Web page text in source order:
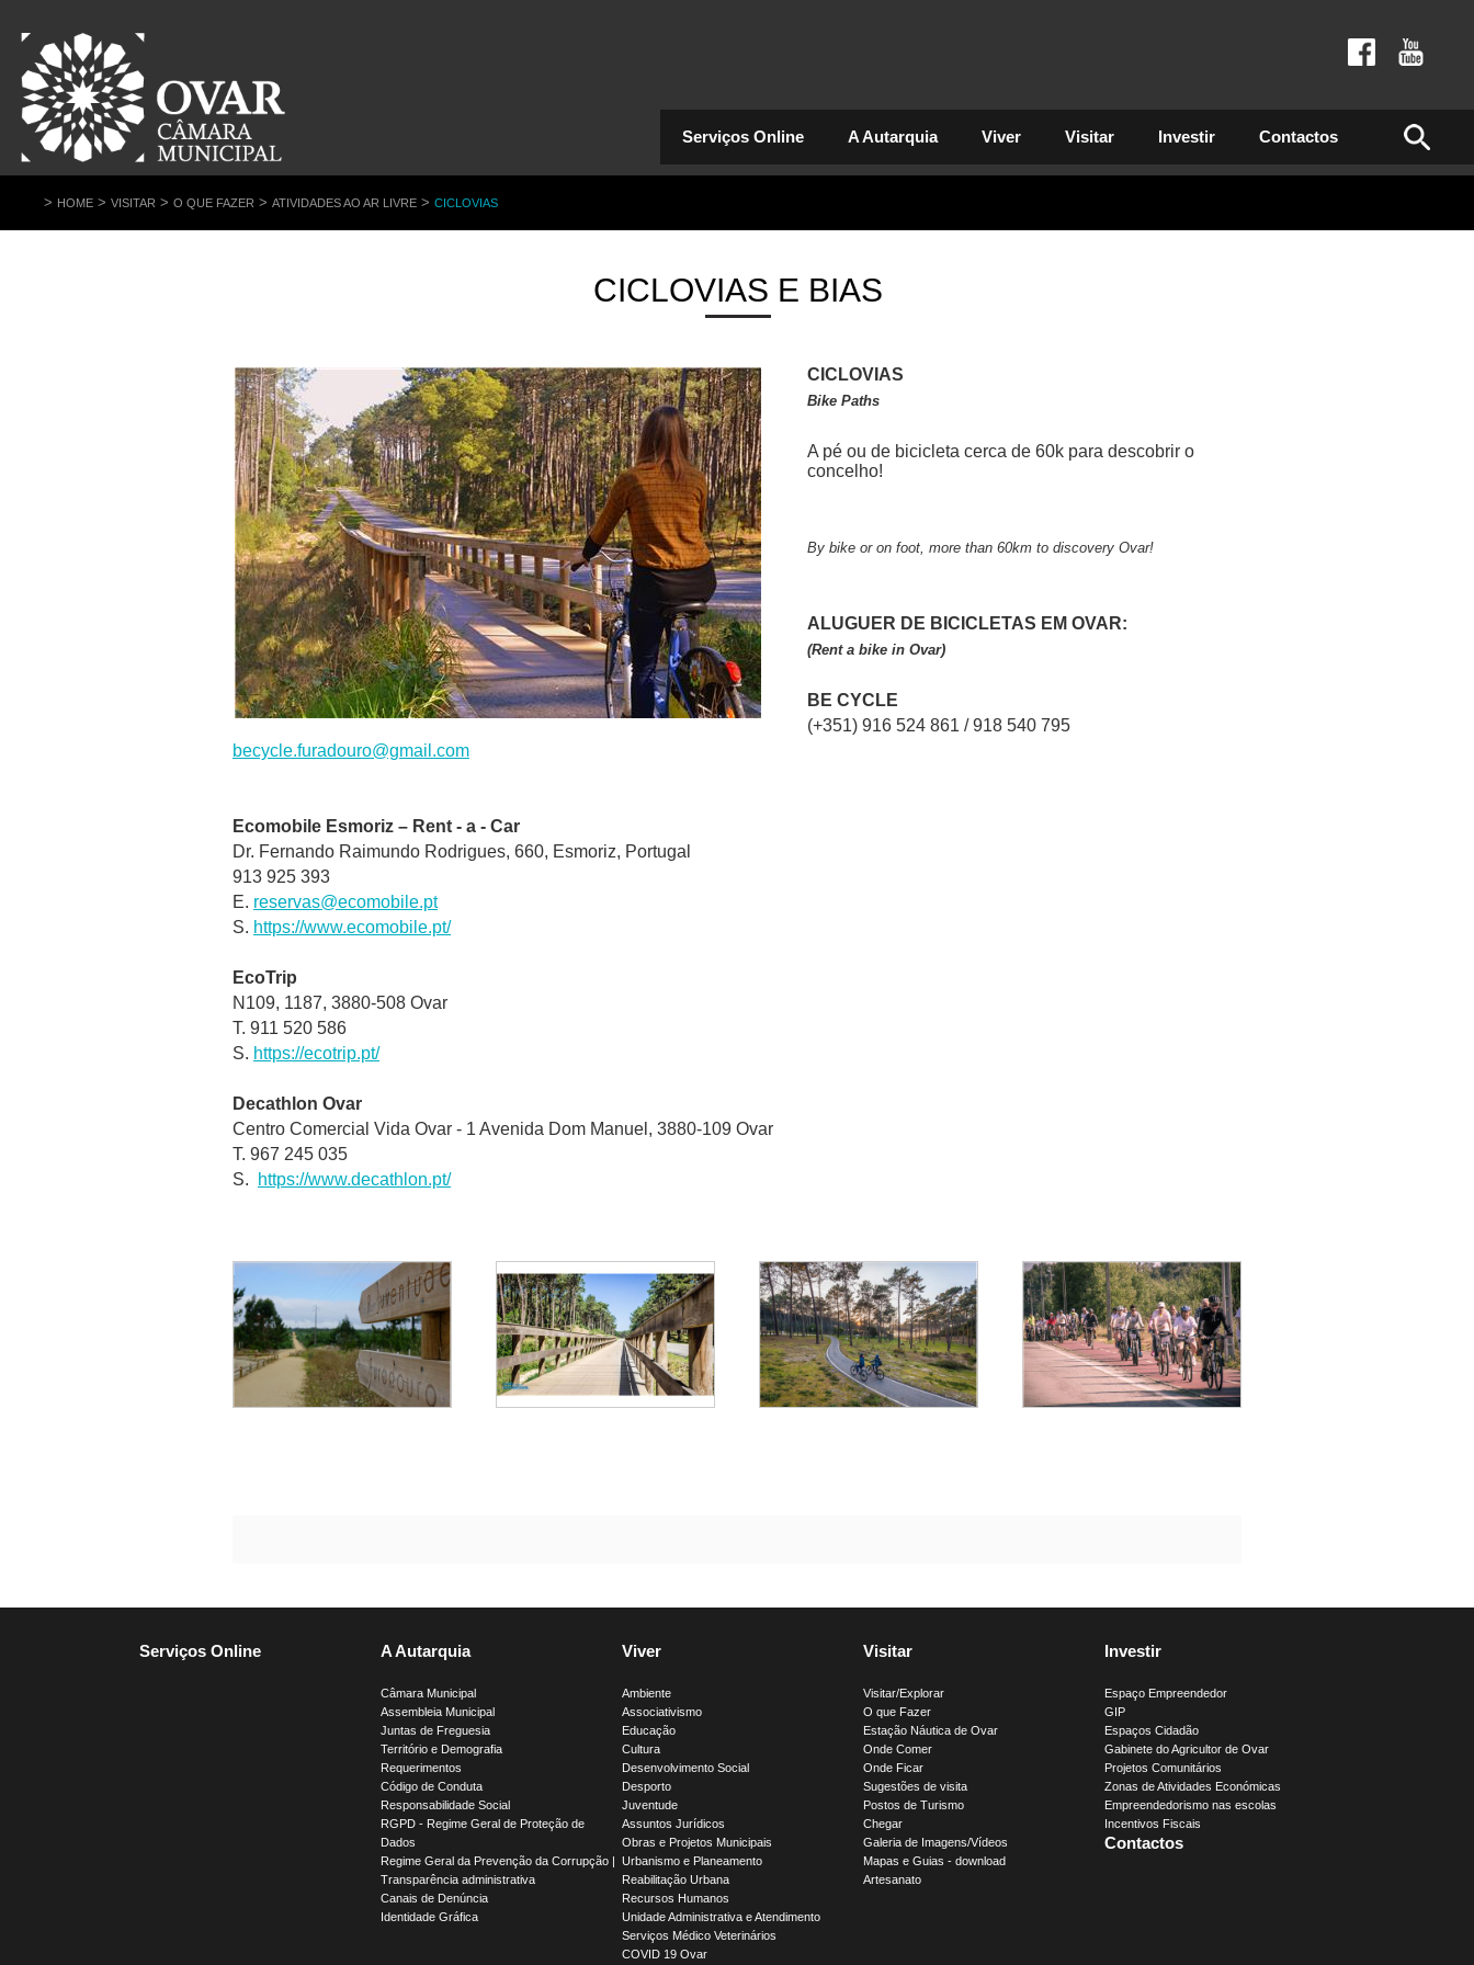
Serviços Online A Autarquia Viver Visitar Investir Contactos
> HOME > VISITAR > O QUE FAZER > ATIVIDADES AO AR LIVRE > CICLOVIAS
CICLOVIAS E BIAS
CICLOVIAS
Bike Paths
A pé ou de bicicleta cerca de 60k para descobrir o
concelho!
By bike or on foot, more than 60km to discovery Ovar!
ALUGUER DE BICICLETAS EM OVAR:
(Rent a bike in Ovar)
BE CYCLE
(+351) 916 524 861 / 918 540 795
becycle.furadouro@gmail.com
Ecomobile Esmoriz – Rent - a - Car
Dr. Fernando Raimundo Rodrigues, 660, Esmoriz, Portugal
913 925 393
E. reservas@ecomobile.pt
S. https://www.ecomobile.pt/
EcoTrip
N109, 1187, 3880-508 Ovar
T. 911 520 586
S. https://ecotrip.pt/
Decathlon Ovar
Centro Comercial Vida Ovar - 1 Avenida Dom Manuel, 3880-109 Ovar
T. 967 245 035
S.
https://www.decathlon.pt/
Serviços Online A Autarquia
Câmara Municipal
Assembleia Municipal
Juntas de Freguesia
Território e Demografia
Requerimentos
Código de Conduta
Responsabilidade Social
RGPD - Regime Geral de Proteção de
Dados
Regime Geral da Prevenção da Corrupção |
Transparência administrativa
Canais de Denúncia
Identidade Gráfica
Viver
Ambiente
Associativismo
Educação
Cultura
Desenvolvimento Social
Desporto
Juventude
Assuntos Jurídicos
Obras e Projetos Municipais
Urbanismo e Planeamento
Reabilitação Urbana
Recursos Humanos
Unidade Administrativa e Atendimento
Serviços Médico Veterinários
COVID 19 Ovar
Visitar
Visitar/Explorar
O que Fazer
Estação Náutica de Ovar
Onde Comer
Onde Ficar
Sugestões de visita
Postos de Turismo
Chegar
Galeria de Imagens/Vídeos
Mapas e Guias - download
Artesanato
Investir
Espaço Empreendedor
GIP
Espaços Cidadão
Gabinete do Agricultor de Ovar
Projetos Comunitários
Zonas de Atividades Económicas
Empreendedorismo nas escolas
Incentivos Fiscais
Contactos